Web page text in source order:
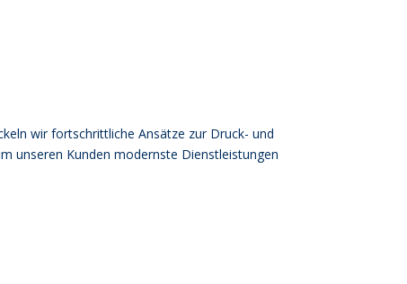
wir fortschrittliche Ansätze zur Druck- und
unseren Kunden modernste Dienstleistungen